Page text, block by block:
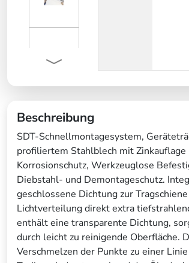
Beschreibung
SDT-Schnellmontagesystem,
profiliertem Stahlblech mit
Korrosionschutz, Werkzeuglose
Diebstahl- und Demontageschutz.
geschlossene Dichtung zur
Lichtverteilung direkt extra
enthält eine transparente Dichtung,
durch leicht zu reinigende Oberfläche.
Verschmelzen der Punkte zu einer